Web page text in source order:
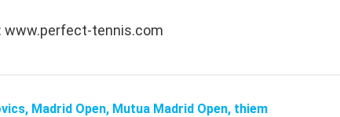
www.perfect-tennis.com
Madrid Open, Mutua Madrid Open, thiem